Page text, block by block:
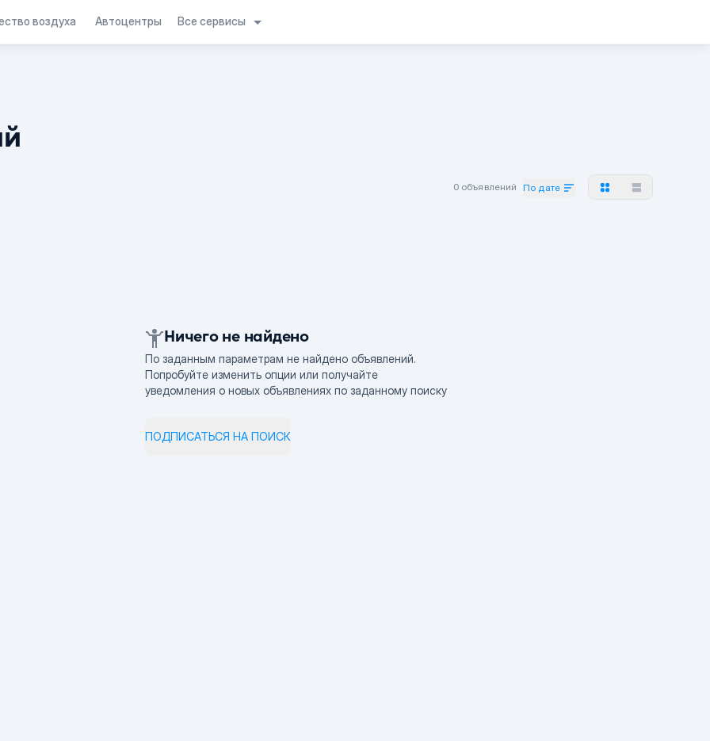
воздуха Автоцентры Все сервисы
0 объявлений По дате
Ничего не найдено
По заданным параметрам не найдено объявлений.
Попробуйте изменить опции или получайте
уведомления о новых объявлениях по заданному поиску
ПОДПИСАТЬСЯ НА ПОИСК